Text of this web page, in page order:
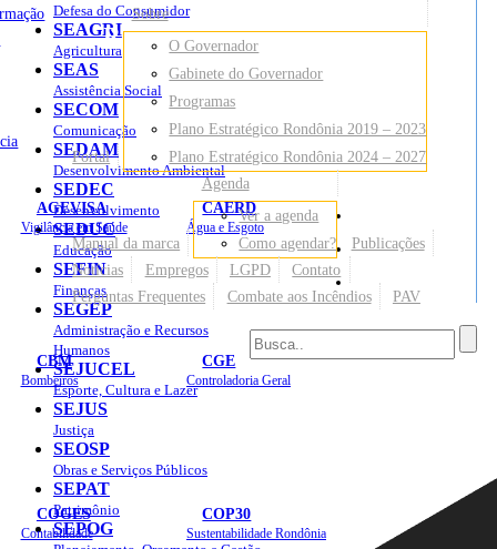
Rondônia
AGEVISA
Vigilância em Saúde
CAERD
Água e Esgoto
CBM
Bombeiros
CGE
Controladoria Geral
COGES
Contabilidade
COP30
Sustentabilidade Rondônia
Sites
Portal
Sobre
O Governador
Gabinete do Governador
Programas
Plano Estratégico Rondônia 2019 – 2023
Plano Estratégico Rondônia 2024 – 2027
Manual da marca
Agenda
Ver a agenda
Como agendar?
Publicações
Notícias
Empregos LGPD
Contato
Perguntas Frequentes
Combate aos Incêndios PAV
Defesa do Consumidor
SEAGRI
Agricultura
SEAS
Assistência Social
SECOM
Comunicação
SEDAM
Desenvolvimento Ambiental
SEDEC
Desenvolvimento
SEDUC
Educação
SEFIN
Finanças
SEGEP
Administração e Recursos
Humanos
SEJUCEL
Esporte, Cultura e Lazer
SEJUS
Justiça
SEOSP
Obras e Serviços Públicos
SEPAT
Patrimônio
SEPOG